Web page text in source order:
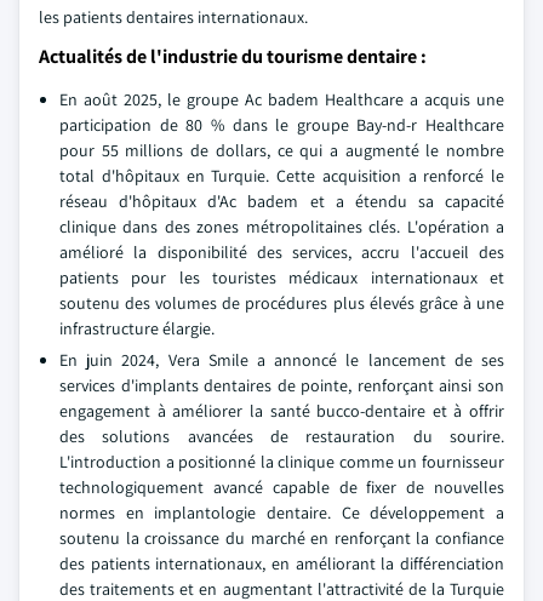
les patients dentaires internationaux.
Actualités de l'industrie du tourisme dentaire :
En août 2025, le groupe Ac badem Healthcare a acquis une
participation de 80 % dans le groupe Bay-nd-r Healthcare
pour 55 millions de dollars, ce qui a augmenté le nombre
total d'hôpitaux en Turquie. Cette acquisition a renforcé le
réseau d'hôpitaux d'Ac badem et a étendu sa capacité
clinique dans des zones métropolitaines clés. L'opération a
amélioré la disponibilité des services, accru l'accueil des
patients pour les touristes médicaux internationaux et
soutenu des volumes de procédures plus élevés grâce à une
infrastructure élargie.
En juin 2024, Vera Smile a annoncé le lancement de ses
services d'implants dentaires de pointe, renforçant ainsi son
engagement à améliorer la santé bucco-dentaire et à offrir
des solutions avancées de restauration du sourire.
L'introduction a positionné la clinique comme un fournisseur
technologiquement avancé capable de fixer de nouvelles
normes en implantologie dentaire. Ce développement a
soutenu la croissance du marché en renforçant la confiance
des patients internationaux, en améliorant la différenciation
des traitements et en augmentant l'attractivité de la Turquie